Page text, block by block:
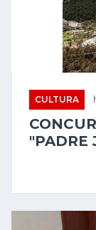
CULTURA
"PADRE